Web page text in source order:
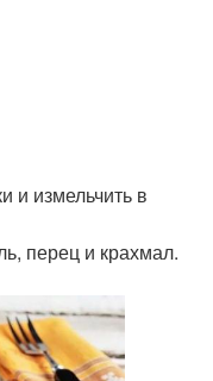
и измельчить в
перец и крахмал.